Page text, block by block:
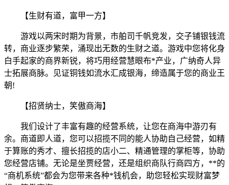
【生财有道，富甲一方】
游戏以两宋时期为背景，市舶司千帆竞发，交子铺银钱流
转，商业逐步繁荣，涌现出无数的生财之道。游戏中您将化身
白手起家的商界新锐，将巧用经营慧眼布*产业，广纳奇人异
士拓展商脉。见证铜钱如流水汇成银海，缔造属于您的商业王
朝!
【招贤纳士，笑傲商海】
我们设计了丰富有趣的经营系统，让您在商海中游刃有
余。商道即人道，您可以招揽不同的能人协助自己经营，如精
于算账的秀才、擅长招揽的店小二、精通管理的掌柜等，协助
您经营店铺。无论是坐贾经营，还是组织商队行商四方，**的
“商机系统”都会为您带来各种*钱机会，助您轻松实现财富梦